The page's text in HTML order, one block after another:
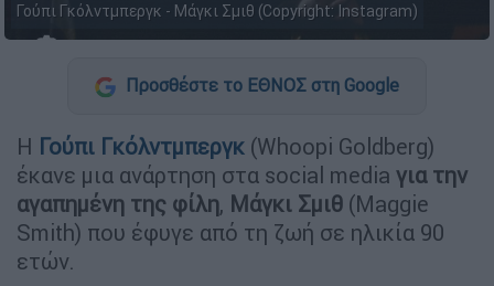
Γούπι Γκόλντμπεργκ - Μάγκι Σμιθ (Copyright: Instagram)
Προσθέστε το ΕΘΝΟΣ στη Google
Η Γούπι Γκόλντμπεργκ (Whoopi Goldberg)
έκανε μια ανάρτηση στα social media για την
αγαπημένη της φίλη, Μάγκι Σμιθ (Maggie
Smith) που έφυγε από τη ζωή σε ηλικία 90
ετών.